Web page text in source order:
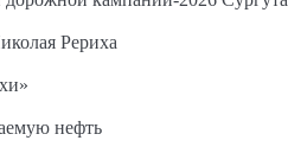
Рериха
нефть